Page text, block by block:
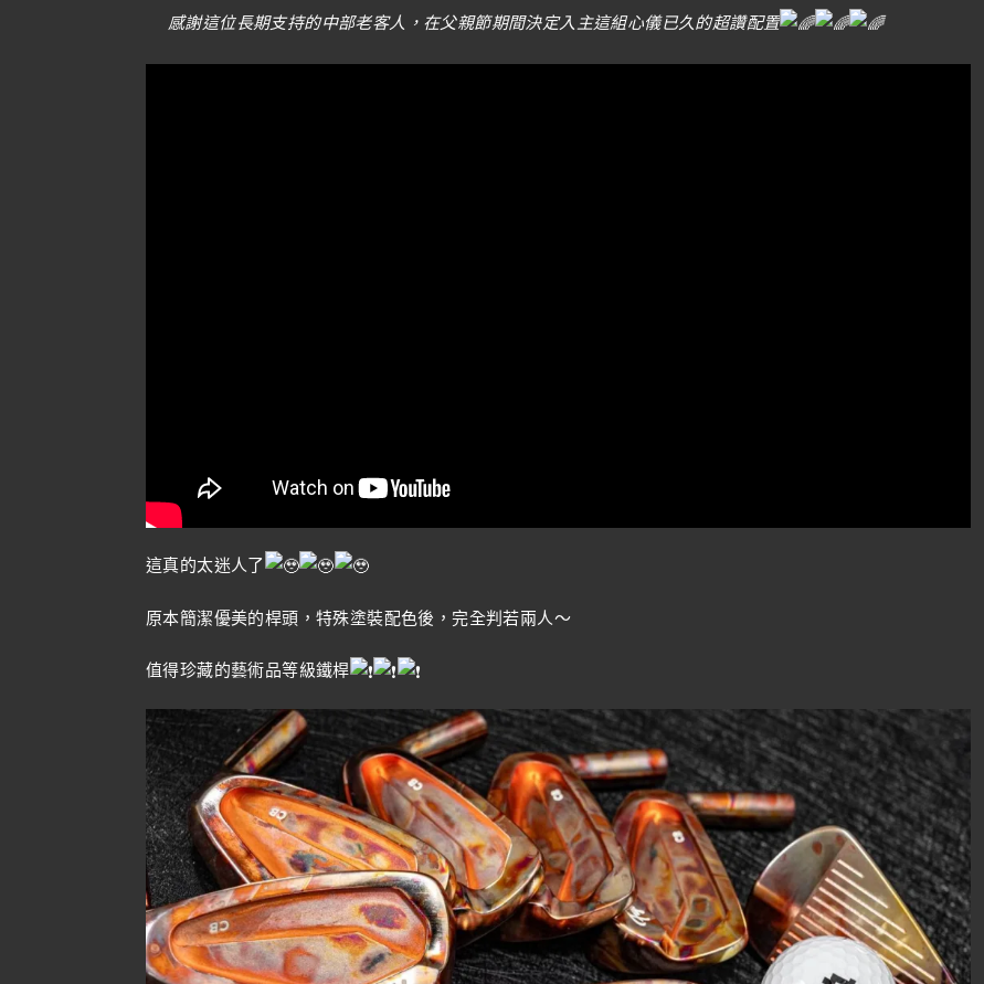
感謝這位長期支持的中部老客人，在父親節期間決定入主這組心儀已久的超讚配置
這真的太迷人了
原本簡潔優美的桿頭，特殊塗裝配色後，完全判若兩人～
值得珍藏的藝術品等級鐵桿